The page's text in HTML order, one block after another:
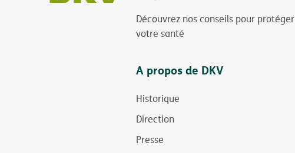
Découvrez nos conseils pour protéger
votre santé
A propos de DKV
Historique
Direction
Presse